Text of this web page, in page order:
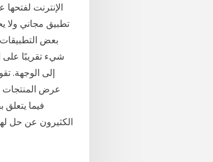
الإنترنت
بعض
شيء تقريبًا على
إلى الوجهة.
عرض المنتجات
فيما
الكثيرون عن حل